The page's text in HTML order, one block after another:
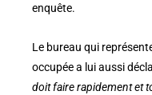
enquête.
Le bureau qui
occupée a lui aussi
doit faire rapidement et